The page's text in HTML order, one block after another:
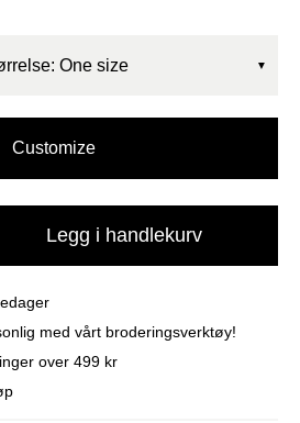
One size
Customize
Legg i handlekurv
med vårt broderingsverktøy!
over 499 kr